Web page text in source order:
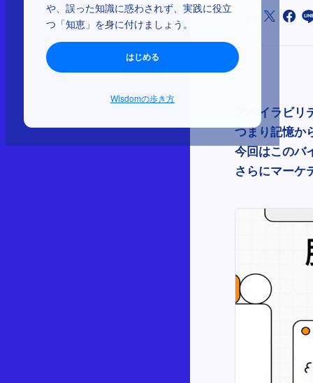
や、誤った知識に惑わされず、実践に役立
つ「知恵」を身に付けましょう。
はじめる
Wisdomの歩き方
アベイラビ
つまり記憶か
今回はこのバ
さらにマーケ